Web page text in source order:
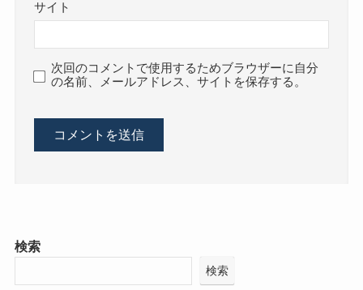
サイト
次回のコメントで使用するためブラウザーに自分
の名前、メールアドレス、サイトを保存する。
検索
検索